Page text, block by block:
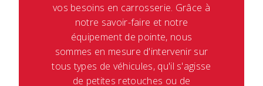
vos besoins en carrosserie. Grâce à
notre savoir-faire et notre
équipement de pointe, nous
sommes en mesure d'intervenir sur
tous types de véhicules, qu'il s'agisse
de petites retouches ou de